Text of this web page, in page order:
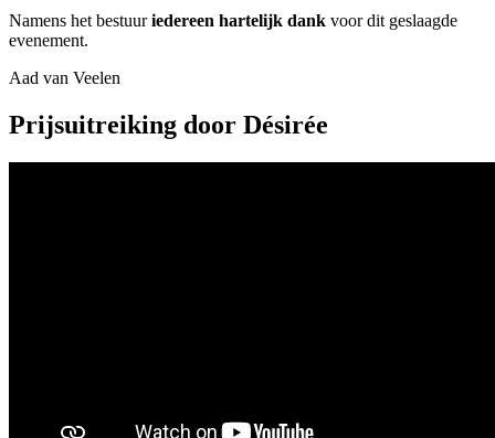
Namens het bestuuriedereen hartelijk dank voor dit geslaagde
evenement.
Aad van Veelen
Prijsuitreiking door Désirée